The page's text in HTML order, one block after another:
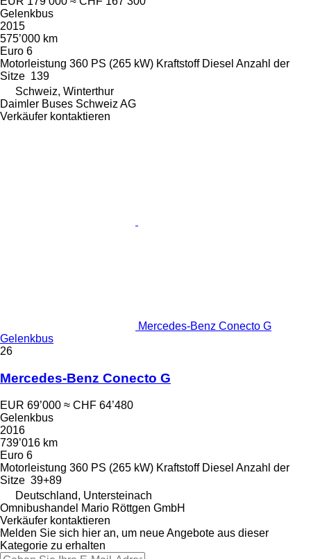
Gelenkbus
2015
575’000 km
Euro 6
Motorleistung 360 PS (265 kW) Kraftstoff Diesel Anzahl der
Sitze 139
Schweiz, Winterthur
Daimler Buses Schweiz AG
Verkäufer kontaktieren
Mercedes-Benz Conecto G
Gelenkbus
26
Mercedes-Benz Conecto G
EUR 69’000 ≈ CHF 64’480
Gelenkbus
2016
739’016 km
Euro 6
Motorleistung 360 PS (265 kW) Kraftstoff Diesel Anzahl der
Sitze 39+89
Deutschland, Untersteinach
Omnibushandel Mario Röttgen GmbH
Verkäufer kontaktieren
Melden Sie sich hier an, um neue Angebote aus dieser
Kategorie zu erhalten